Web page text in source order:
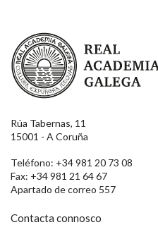
Real Academia Galega
Rúa Tabernas, 11
15001 - A Coruña
Teléfono: +34 981 20 73 08
Fax: +34 981 21 64 67
Apartado de correo 557
Contacta connosco